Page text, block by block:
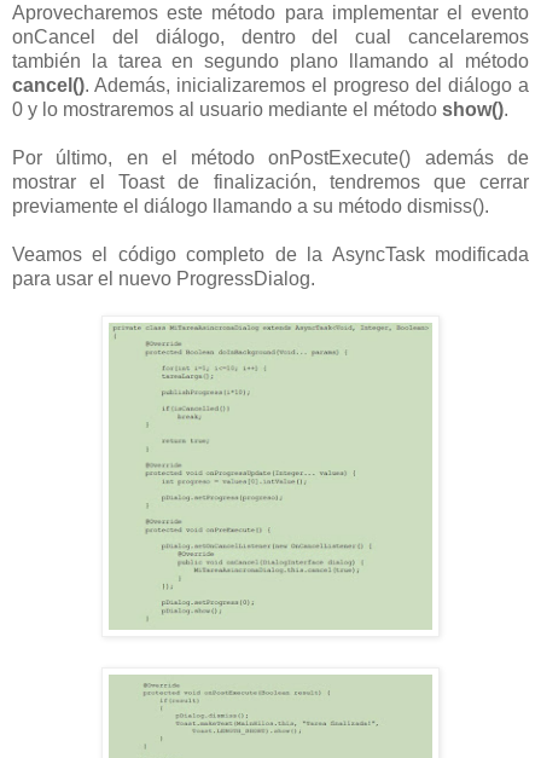
Aprovecharemos este método para implementar el evento
onCancel del diálogo, dentro del cual cancelaremos
también la tarea en segundo plano llamando al método
cancel(). Además, inicializaremos el progreso del diálogo a
0 y lo mostraremos al usuario mediante el método show().
Por último, en el método onPostExecute() además de
mostrar el Toast de finalización, tendremos que cerrar
previamente el diálogo llamando a su método dismiss().
Veamos el código completo de la AsyncTask modificada
para usar el nuevo ProgressDialog.